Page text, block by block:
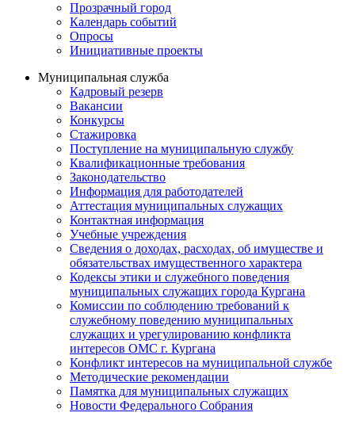
Прозрачный город
Календарь событий
Опросы
Инициативные проекты
Муниципальная служба
Кадровый резерв
Вакансии
Конкурсы
Стажировка
Поступление на муниципальную службу
Квалификационные требования
Законодательство
Информация для работодателей
Аттестация муниципальных служащих
Контактная информация
Учебные учреждения
Сведения о доходах, расходах, об имуществе и
обязательствах имущественного характера
Кодексы этики и служебного поведения
муниципальных служащих города Кургана
Комиссии по соблюдению требований к
служебному поведению муниципальных
служащих и урегулированию конфликта
интересов ОМС г. Кургана
Конфликт интересов на муниципальной службе
Методические рекомендации
Памятка для муниципальных служащих
Новости Федерального Cобрания